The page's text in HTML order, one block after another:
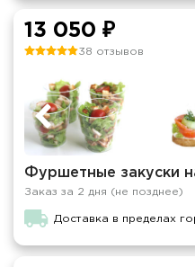
13 050 ₽
38 отзывов
Фуршетные закуски
Заказ за 2 дня (не позднее)
Доставка в пределах